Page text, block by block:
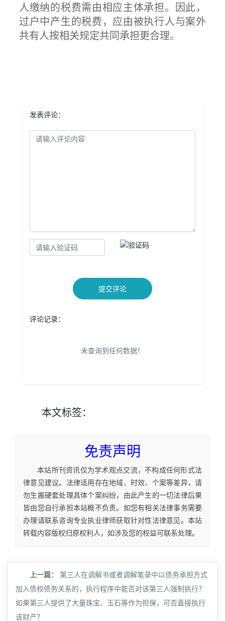
人缴纳的税费需由相应主体承担。因此，
过户中产生的税费，应由被执行人与案外
共有人按相关规定共同承担更合理。
发表评论：
提交评论
评论记录：
未查询到任何数据！
本文标签：
免责声明
本站所刊资讯仅为学术观点交流，不构成任何形式法
律意见建议。法律适用存在地域、时效、个案等差异，请
勿生搬硬套处理具体个案纠纷，由此产生的一切法律后果
皆由您自行承担本站概不负责。如您有相关法律事务需要
办理请联系咨询专业执业律师获取针对性法律意见。本站
转载内容版权归原权利人，如涉及您的权益可联系处理。
上一篇：
第三人在调解书或者调解笔录中以债务承担方式
加入债权债务关系的，执行程序中能否对该第三人强制执行？
如果第三人提供了大量珠宝、玉石等作为担保，可否直接执行
该财产？